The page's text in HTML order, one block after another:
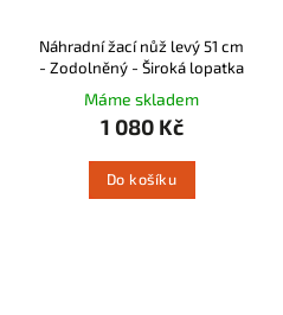
Náhradní žací nůž levý 51 cm
- Zodolněný - Široká lopatka
Máme skladem
1 080 Kč
Do košíku